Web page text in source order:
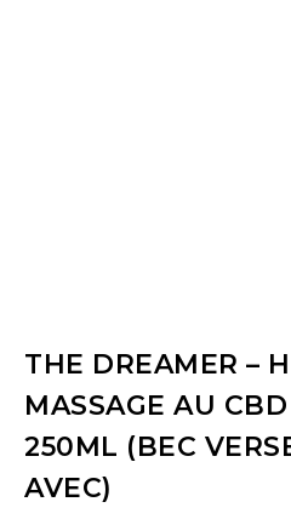
THE DREAMER –
MASSAGE AU
250ML (BEC
AVEC)